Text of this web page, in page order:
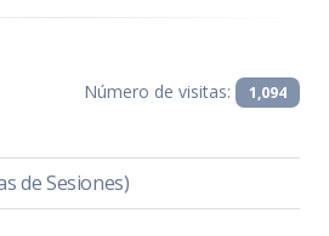
Número de visitas: 1,094
de Sesiones)